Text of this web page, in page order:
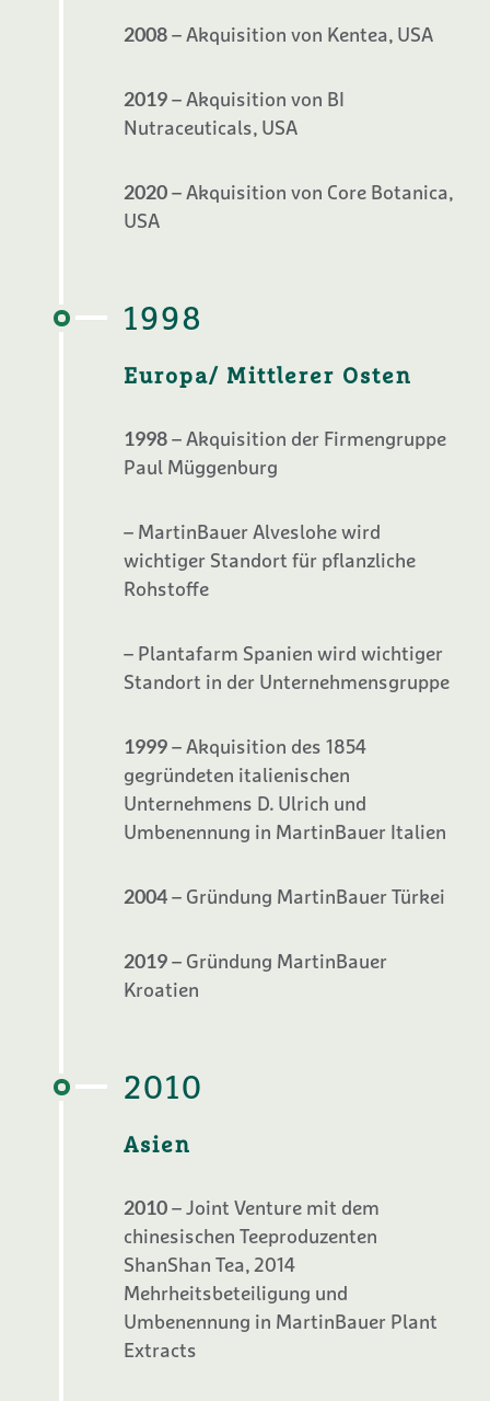
2008 – Akquisition von Kentea, USA
2019 – Akquisition von BI
Nutraceuticals, USA
2020 – Akquisition von Core Botanica,
USA
1998
Europa/ Mittlerer Osten
1998 – Akquisition der Firmengruppe
Paul Müggenburg
– MartinBauer Alveslohe wird
wichtiger Standort für pflanzliche
Rohstoffe
– Plantafarm Spanien wird wichtiger
Standort in der Unternehmensgruppe
1999 – Akquisition des 1854
gegründeten italienischen
Unternehmens D. Ulrich und
Umbenennung in MartinBauer Italien
2004 – Gründung MartinBauer Türkei
2019 – Gründung MartinBauer
Kroatien
2010
Asien
2010 – Joint Venture mit dem
chinesischen Teeproduzenten
ShanShan Tea, 2014
Mehrheitsbeteiligung und
Umbenennung in MartinBauer Plant
Extracts